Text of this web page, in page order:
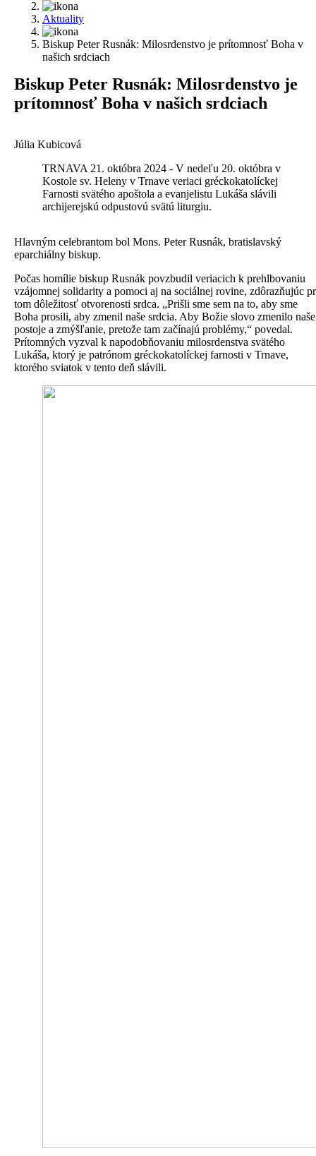
Aktuality
Biskup Peter Rusnák: Milosrdenstvo je prítomnosť Boha v
našich srdciach
Biskup Peter Rusnák: Milosrdenstvo je
prítomnosť Boha v našich srdciach
Júlia Kubicová
TRNAVA 21. októbra 2024 - V nedeľu 20. októbra v
Kostole sv. Heleny v Trnave veriaci gréckokatolíckej
Farnosti svätého apoštola a evanjelistu Lukáša slávili
archijerejskú odpustovú svätú liturgiu.
Hlavným celebrantom bol Mons. Peter Rusnák, bratislavský
eparchiálny biskup.
Počas homílie biskup Rusnák povzbudil veriacich k prehlbovaniu
vzájomnej solidarity a pomoci aj na sociálnej rovine, zdôrazňujúc
tom dôležitosť otvorenosti srdca. „Prišli sme sem na to, aby sme
Boha prosili, aby zmenil naše srdcia. Aby Božie slovo zmenilo naše
postoje a zmýšľanie, pretože tam začínajú problémy,“ povedal.
Prítomných vyzval k napodobňovaniu milosrdenstva svätého
Lukáša, ktorý je patrónom gréckokatolíckej farnosti v Trnave,
ktorého sviatok v tento deň slávili.